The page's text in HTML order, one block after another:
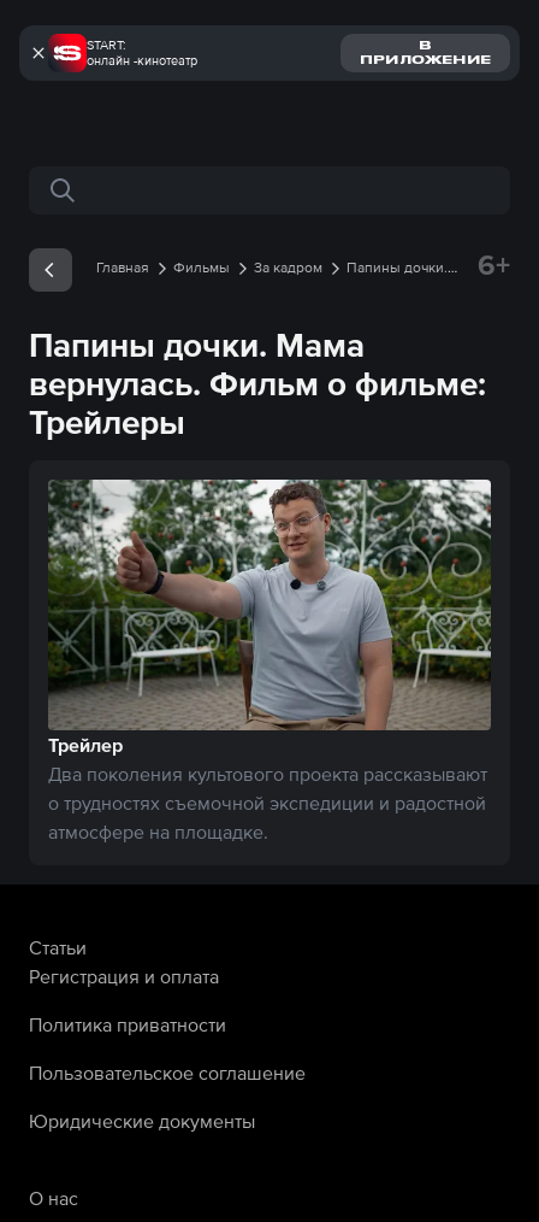
START:
онлайн -кинотеатр
В
ПРИЛОЖЕНИЕ
Поиск по сайту
Главная Фильмы За кадром
Папины дочки.
6+
Папины дочки. Мама
вернулась. Фильм о фильме:
Трейлеры
Трейлер
Два поколения культового проекта рассказывают
о трудностях съемочной экспедиции и радостной
атмосфере на площадке.
Статьи
Регистрация и оплата
Политика приватности
Пользовательское соглашение
Юридические документы
О нас